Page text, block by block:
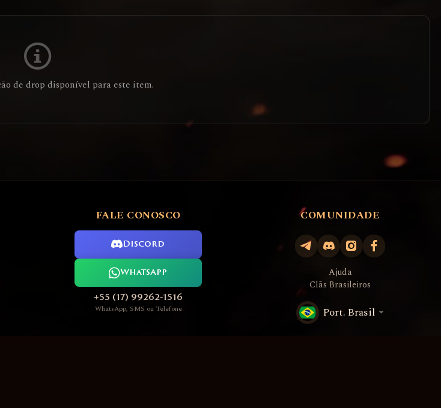
de drop disponível para este item.
FALE CONOSCO
Discord
WhatsApp
+55 (17) 99262-1516
WhatsApp, SMS ou Telefone
COMUNIDADE
Ajuda
Clãs Brasileiros
Port. Brasil